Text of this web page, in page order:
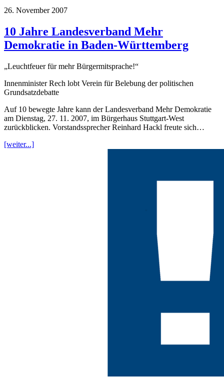
26. November 2007
10 Jahre Landesverband Mehr
Demokratie in Baden-Württemberg
„Leuchtfeuer für mehr Bürgermitsprache!“
Innenminister Rech lobt Verein für Belebung der politischen
Grundsatzdebatte
Auf 10 bewegte Jahre kann der Landesverband Mehr Demokratie
am Dienstag, 27. 11. 2007, im Bürgerhaus Stuttgart-West
zurückblicken. Vorstandssprecher Reinhard Hackl freute sich…
[weiter...]